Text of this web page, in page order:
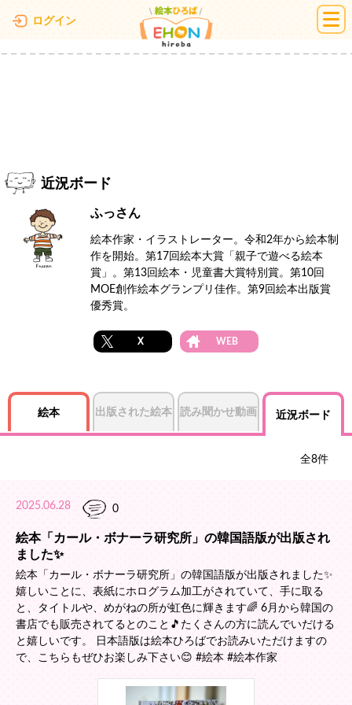
ログイン 絵本ひろば
近況ボード
ふっさん
絵本作家・イラストレーター。令和2年から絵本制
作を開始。第17回絵本大賞「親子で遊べる絵本
賞」。第13回絵本・児童書大賞特別賞。第10回
MOE創作絵本グランプリ佳作。第9回絵本出版賞
優秀賞。​
X WEB
絵本 出版された絵本 読み聞かせ動画 近況ボード
全8件
2025.06.28 0
絵本「カール・ボナーラ研究所」の韓国語版が出版され
ました✨️
絵本「カール・ボナーラ研究所」の韓国語版が出版されました✨️
嬉しいことに、表紙にホログラム加工がされていて、手に取る
と、タイトルや、めがねの所が虹色に輝きます🌈 6月から韓国の
書店でも販売されてるとのこと🎵たくさんの方に読んでいだける
と嬉しいです。 日本語版は絵本ひろばでお読みいただけますの
で、こちらもぜひお楽しみ下さい😊 #絵本 #絵本作家